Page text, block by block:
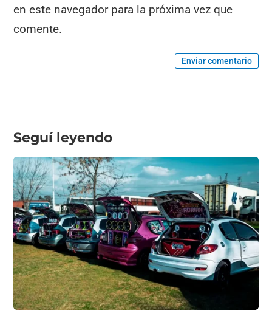
en este navegador para la próxima vez que
comente.
Enviar comentario
Seguí leyendo